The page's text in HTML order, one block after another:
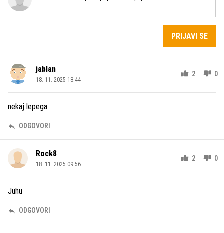
PRIJAVI SE
jablan
18. 11. 2025 18.44
2 0
nekaj lepega
ODGOVORI
Rock8
18. 11. 2025 09.56
2 0
Juhu
ODGOVORI